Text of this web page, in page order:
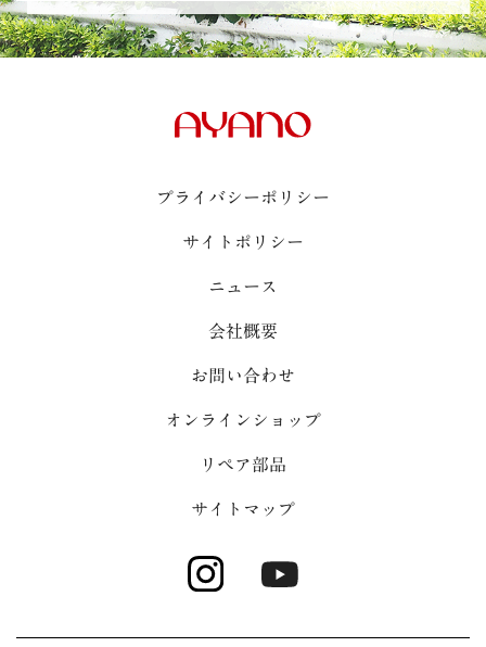
プライバシーポリシー
サイトポリシー
ニュース
会社概要
お問い合わせ
オンラインショップ
リペア部品
サイトマップ